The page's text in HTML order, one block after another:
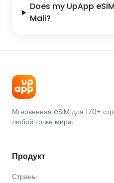
Does my UpApp
Mali?
Мгновенная eSIM для 170+
любой точке мира.
Продукт
Страны